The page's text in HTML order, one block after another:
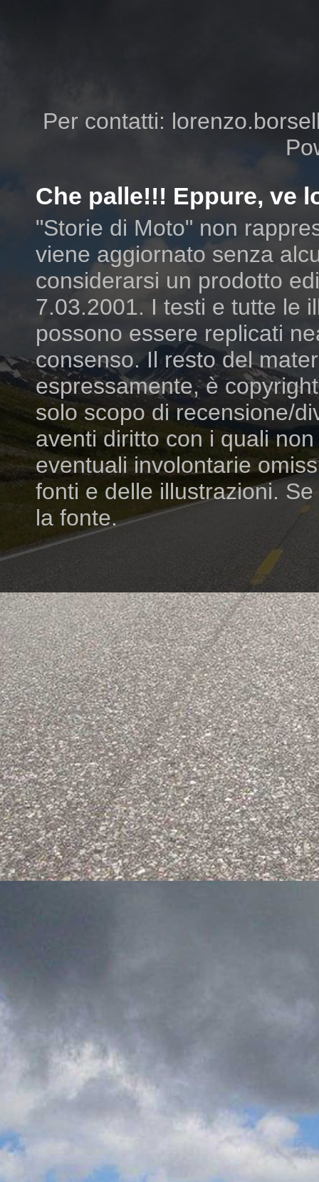
Per contatti:
Che palle!!! Eppure, ve
"Storie di Moto" non
viene aggiornato senza
considerarsi un prodotto
7.03.2001. I testi e tutte le
possono essere replicati
consenso. Il resto del
espressamente, è
solo scopo di recensione/
aventi diritto con i quali
eventuali involontarie
fonti e delle illustrazioni.
la fonte.